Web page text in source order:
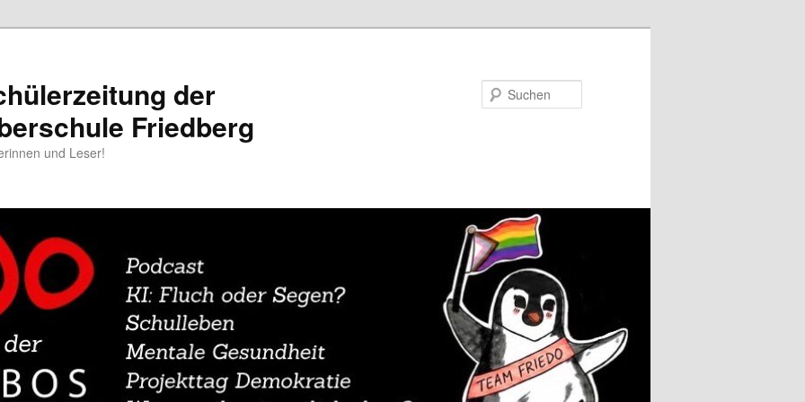
der
Friedberg
und Leser!